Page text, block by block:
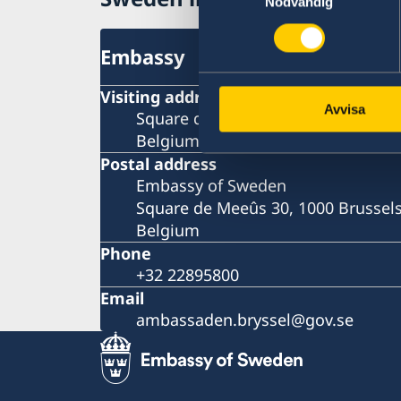
Avvisa
Embassy
Visiting address
Square de Meeûs 30, 1000 Brussels
Belgium
Postal address
Embassy of Sweden
Square de Meeûs 30, 1000 Brussels
Belgium
Phone
+32 22895800
Email
ambassaden.bryssel@gov.se